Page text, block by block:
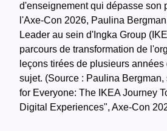
d'enseignement qui dépasse son
l'Axe-Con 2026, Paulina
Leader au sein d'Ingka Group
parcours de transformation de
leçons tirées de plusieurs
sujet. (Source : Paulina
for Everyone: The IKEA Journey
Digital Experiences", Axe-Con